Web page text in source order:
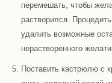
перемешать, чтобы
растворился.
удалить возможные
нерастворенного
Поставить кастрюлю с